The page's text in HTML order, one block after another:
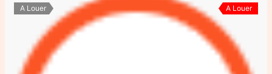
A Louer A Louer